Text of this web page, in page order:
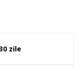
zile